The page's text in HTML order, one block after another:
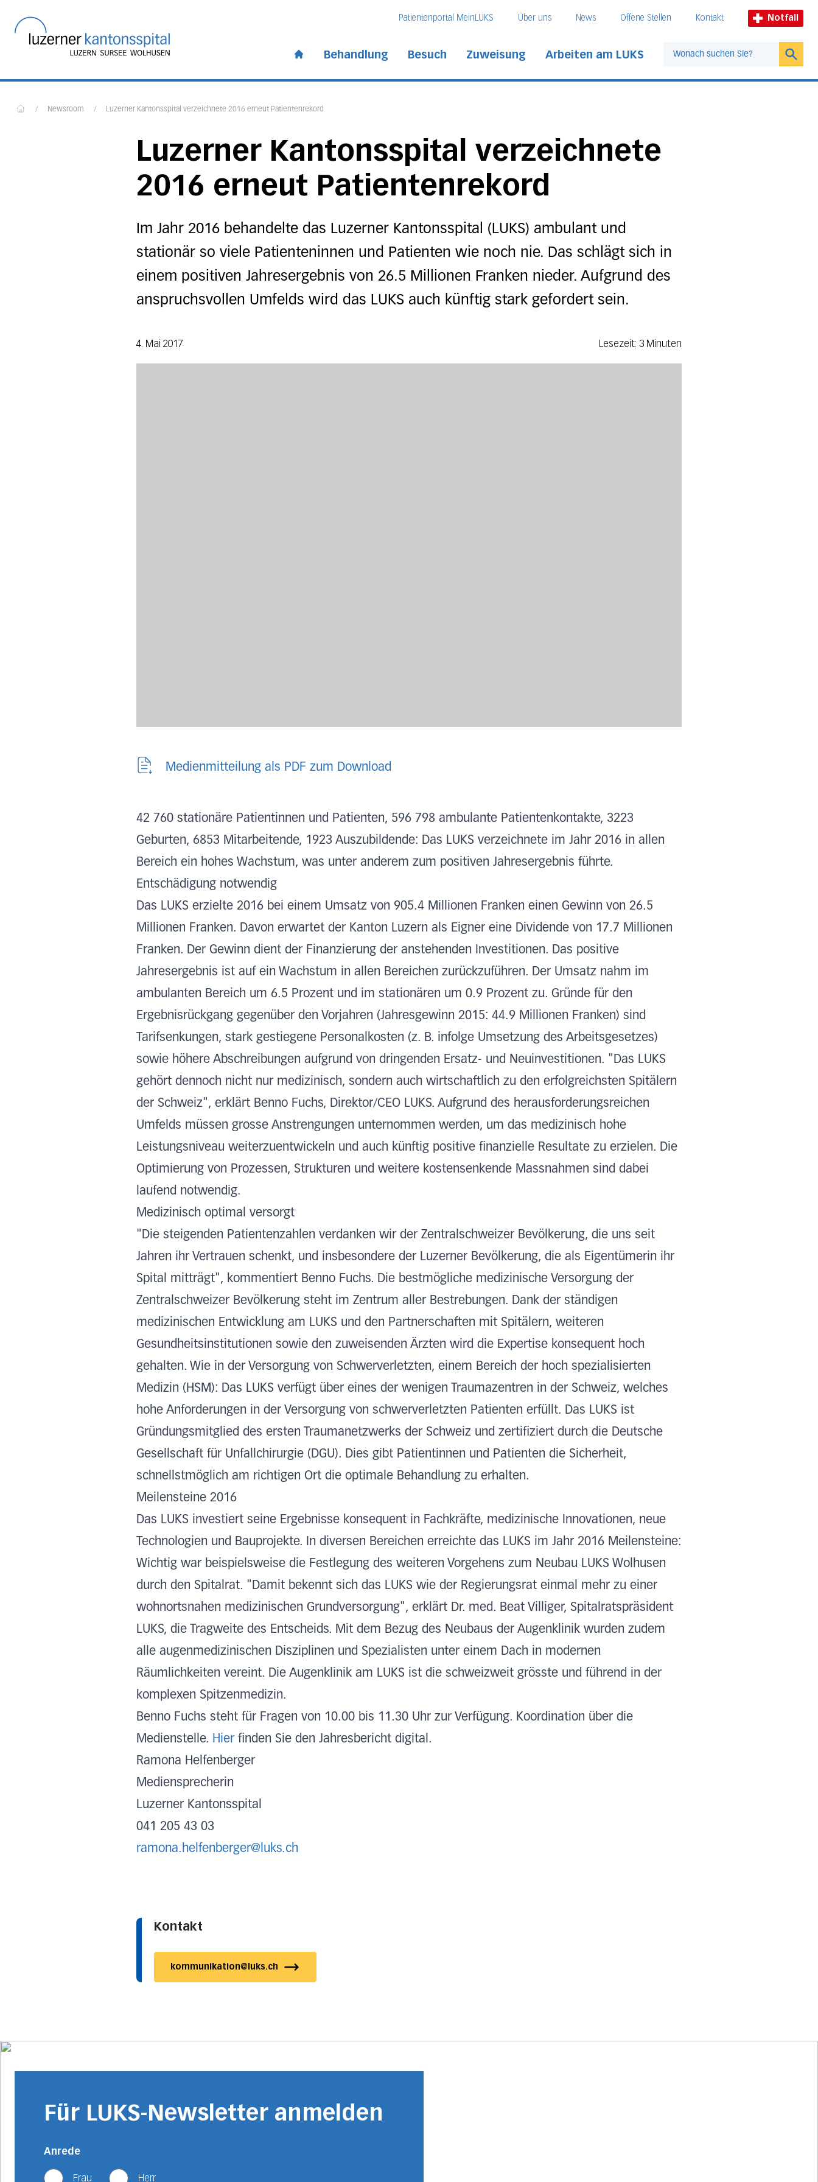
Patientenportal MeinLUKS Über uns News Offene Stellen Kontakt Notfall
Behandlung Besuch Zuweisung Arbeiten am LUKS
/ Newsroom / Luzerner Kantonsspital verzeichnete 2016 erneut Patientenrekord
Luzerner Kantonsspital verzeichnete
2016 erneut Patientenrekord
Im Jahr 2016 behandelte das Luzerner Kantonsspital (LUKS) ambulant und
stationär so viele Patienteninnen und Patienten wie noch nie. Das schlägt sich in
einem positiven Jahresergebnis von 26.5 Millionen Franken nieder. Aufgrund des
anspruchsvollen Umfelds wird das LUKS auch künftig stark gefordert sein.
4. Mai 2017 Lesezeit: 3 Minuten
Medienmitteilung als PDF zum Download
42 760 stationäre Patientinnen und Patienten, 596 798 ambulante Patientenkontakte, 3223
Geburten, 6853 Mitarbeitende, 1923 Auszubildende: Das LUKS verzeichnete im Jahr 2016 in allen
Bereich ein hohes Wachstum, was unter anderem zum positiven Jahresergebnis führte.
Entschädigung notwendig
Das LUKS erzielte 2016 bei einem Umsatz von 905.4 Millionen Franken einen Gewinn von 26.5
Millionen Franken. Davon erwartet der Kanton Luzern als Eigner eine Dividende von 17.7 Millionen
Franken. Der Gewinn dient der Finanzierung der anstehenden Investitionen. Das positive
Jahresergebnis ist auf ein Wachstum in allen Bereichen zurückzuführen. Der Umsatz nahm im
ambulanten Bereich um 6.5 Prozent und im stationären um 0.9 Prozent zu. Gründe für den
Ergebnisrückgang gegenüber den Vorjahren (Jahresgewinn 2015: 44.9 Millionen Franken) sind
Tarifsenkungen, stark gestiegene Personalkosten (z. B. infolge Umsetzung des Arbeitsgesetzes)
sowie höhere Abschreibungen aufgrund von dringenden Ersatz- und Neuinvestitionen. "Das LUKS
gehört dennoch nicht nur medizinisch, sondern auch wirtschaftlich zu den erfolgreichsten Spitälern
der Schweiz", erklärt Benno Fuchs, Direktor/CEO LUKS. Aufgrund des herausforderungsreichen
Umfelds müssen grosse Anstrengungen unternommen werden, um das medizinisch hohe
Leistungsniveau weiterzuentwickeln und auch künftig positive finanzielle Resultate zu erzielen. Die
Optimierung von Prozessen, Strukturen und weitere kostensenkende Massnahmen sind dabei
laufend notwendig.
Medizinisch optimal versorgt
"Die steigenden Patientenzahlen verdanken wir der Zentralschweizer Bevölkerung, die uns seit
Jahren ihr Vertrauen schenkt, und insbesondere der Luzerner Bevölkerung, die als Eigentümerin ihr
Spital mitträgt", kommentiert Benno Fuchs. Die bestmögliche medizinische Versorgung der
Zentralschweizer Bevölkerung steht im Zentrum aller Bestrebungen. Dank der ständigen
medizinischen Entwicklung am LUKS und den Partnerschaften mit Spitälern, weiteren
Gesundheitsinstitutionen sowie den zuweisenden Ärzten wird die Expertise konsequent hoch
gehalten. Wie in der Versorgung von Schwerverletzten, einem Bereich der hoch spezialisierten
Medizin (HSM): Das LUKS verfügt über eines der wenigen Traumazentren in der Schweiz, welches
hohe Anforderungen in der Versorgung von schwerverletzten Patienten erfüllt. Das LUKS ist
Gründungsmitglied des ersten Traumanetzwerks der Schweiz und zertifiziert durch die Deutsche
Gesellschaft für Unfallchirurgie (DGU). Dies gibt Patientinnen und Patienten die Sicherheit,
schnellstmöglich am richtigen Ort die optimale Behandlung zu erhalten.
Meilensteine 2016
Das LUKS investiert seine Ergebnisse konsequent in Fachkräfte, medizinische Innovationen, neue
Technologien und Bauprojekte. In diversen Bereichen erreichte das LUKS im Jahr 2016 Meilensteine:
Wichtig war beispielsweise die Festlegung des weiteren Vorgehens zum Neubau LUKS Wolhusen
durch den Spitalrat. "Damit bekennt sich das LUKS wie der Regierungsrat einmal mehr zu einer
wohnortsnahen medizinischen Grundversorgung", erklärt Dr. med. Beat Villiger, Spitalratspräsident
LUKS, die Tragweite des Entscheids. Mit dem Bezug des Neubaus der Augenklinik wurden zudem
alle augenmedizinischen Disziplinen und Spezialisten unter einem Dach in modernen
Räumlichkeiten vereint. Die Augenklinik am LUKS ist die schweizweit grösste und führend in der
komplexen Spitzenmedizin.
Benno Fuchs steht für Fragen von 10.00 bis 11.30 Uhr zur Verfügung. Koordination über die
Medienstelle. Hier finden Sie den Jahresbericht digital.
Ramona Helfenberger
Mediensprecherin
Luzerner Kantonsspital
041 205 43 03
ramona.helfenberger@luks.ch
Kontakt
kommunikation@luks.ch
Für LUKS-Newsletter anmelden
Anrede
Frau Herr